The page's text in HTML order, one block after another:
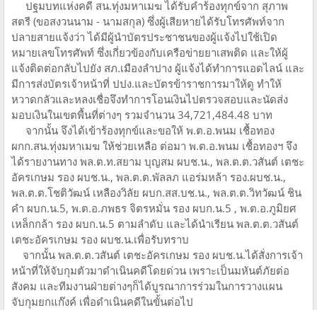
ปฐมบทแห่งคดี สน.ทุ่งมหาเมฆ ได้รับคำร้องทุกข์จาก สุภาพ
สตรี (ขอสงวนนาม - นามสกุล) ซึ่งผู้เสียหายได้รับโทรศัพท์จาก
ปลายสายแจ้งว่า ได้มีผู้นำบัตรประชาชนของผู้แจ้งไปใช้เปิด
หมายเลขโทรศัพท์ ซึ่งเกี่ยวข้องกับเครือข่ายยาเสพติด และให้ผู้
แจ้งติดต่อกลับไปยัง สภ.เมืองลำปาง ผู้แจ้งได้ทำการแอดไลน์ และ
มีการส่งบัตรเจ้าหน้าที่ ปปง.และบัตรข้าราชการมาให้ดู ทำให้
หวาดกลัวและหลงเชื่อจึงทำการโอนเงินไปตรวจสอบและนัดส่ง
มอบเงินในเขตพื้นที่ต่างๆ รวมจำนวน 34,721,484.48 บาท
จากนั้น จึงได้เข้าร้องทุกข์และขอให้ พ.ต.อ.พนม เชื้อทอง
ผกก.สน.ทุ่งมหาเมฆ ให้ช่วยเหลือ ต่อมา พ.ต.อ.พนม เชื้อทองฯ จึง
ได้รายงานทาง พล.ต.ท.สยาม บุญสม ผบช.น., พล.ต.ต.วสันต์ เตชะ
อัครเกษม รอง ผบช.น., พล.ต.ต.พัลลภ แอร่มหล้า รอง.ผบช.น.,
พล.ต.ต.โชติวัฒน์ เหลืองวิลัย ผบก.สส.บช.น., พล.ต.ต.วิทวัฒน์ ชิน
คำ ผบก.น.5, พ.ต.อ.ภพธร จิตรหมั่น รอง ผบก.น.5 , พ.ต.อ.ภูมิยศ
เหล็กกล้า รอง ผบก.น.5 ตามลำดับ และได้นำเรียน พล.ต.ต.วสันต์
เตชะอัครเกษม รอง ผบช.น.เพื่อรับทราบ
จากนั้น พล.ต.ต.วสันต์ เตชะอัครเกษม รอง ผบช.น.ได้สั่งการเจ้า
หน้าที่ให้จับกุมตัวมาดำเนินคดีโดยด่วน เพราะเป็นมหันต์ภัยต่อ
สังคม และทีมงานฝ่ายต่างๆก็ได้บูรณาการร่วมในการวางแผน
จับกุมยกแก๊งค์ เพื่อดำเนินคดีในขั้นต่อไป